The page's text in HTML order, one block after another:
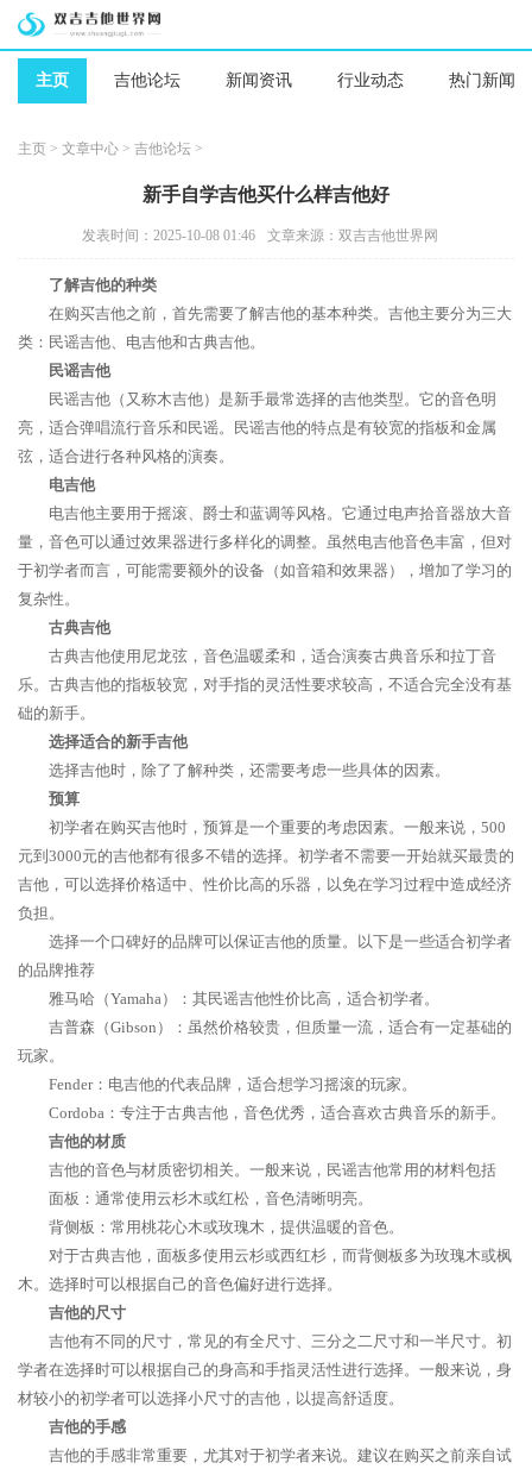
主页 吉他论坛 新闻资讯 行业动态 热门新闻
主页 > 文章中心 > 吉他论坛 >
新手自学吉他买什么样吉他好
发表时间：2025-10-08 01:46 文章来源：双吉吉他世界网
了解吉他的种类
在购买吉他之前，首先需要了解吉他的基本种类。吉他主要分为三大
类：民谣吉他、电吉他和古典吉他。
民谣吉他
民谣吉他（又称木吉他）是新手最常选择的吉他类型。它的音色明
亮，适合弹唱流行音乐和民谣。民谣吉他的特点是有较宽的指板和金属
弦，适合进行各种风格的演奏。
电吉他
电吉他主要用于摇滚、爵士和蓝调等风格。它通过电声拾音器放大音
量，音色可以通过效果器进行多样化的调整。虽然电吉他音色丰富，但对
于初学者而言，可能需要额外的设备（如音箱和效果器），增加了学习的
复杂性。
古典吉他
古典吉他使用尼龙弦，音色温暖柔和，适合演奏古典音乐和拉丁音
乐。古典吉他的指板较宽，对手指的灵活性要求较高，不适合完全没有基
础的新手。
选择适合的新手吉他
选择吉他时，除了了解种类，还需要考虑一些具体的因素。
预算
初学者在购买吉他时，预算是一个重要的考虑因素。一般来说，500
元到3000元的吉他都有很多不错的选择。初学者不需要一开始就买最贵的
吉他，可以选择价格适中、性价比高的乐器，以免在学习过程中造成经济
负担。
选择一个口碑好的品牌可以保证吉他的质量。以下是一些适合初学者
的品牌推荐
雅马哈（Yamaha）：其民谣吉他性价比高，适合初学者。
吉普森（Gibson）：虽然价格较贵，但质量一流，适合有一定基础的
玩家。
Fender：电吉他的代表品牌，适合想学习摇滚的玩家。
Cordoba：专注于古典吉他，音色优秀，适合喜欢古典音乐的新手。
吉他的材质
吉他的音色与材质密切相关。一般来说，民谣吉他常用的材料包括
面板：通常使用云杉木或红松，音色清晰明亮。
背侧板：常用桃花心木或玫瑰木，提供温暖的音色。
对于古典吉他，面板多使用云杉或西红杉，而背侧板多为玫瑰木或枫
木。选择时可以根据自己的音色偏好进行选择。
吉他的尺寸
吉他有不同的尺寸，常见的有全尺寸、三分之二尺寸和一半尺寸。初
学者在选择时可以根据自己的身高和手指灵活性进行选择。一般来说，身
材较小的初学者可以选择小尺寸的吉他，以提高舒适度。
吉他的手感
吉他的手感非常重要，尤其对于初学者来说。建议在购买之前亲自试